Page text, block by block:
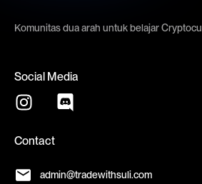
Komunitas dua arah untuk belajar
Social Media
Contact
admin@tradewithsuli.com